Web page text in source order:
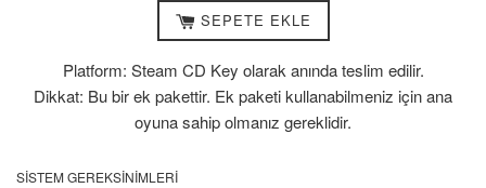
SEPETE EKLE
Platform: Steam CD Key olarak anında teslim edilir.
Dikkat: Bu bir ek pakettir. Ek paketi kullanabilmeniz için ana
oyuna sahip olmanız gereklidir.
SISTEM GEREKSINIMLERI